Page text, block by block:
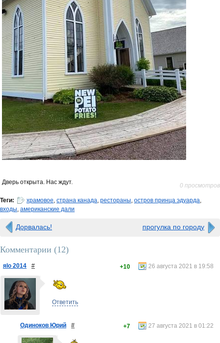
Дверь открыта. Нас ждут. 0 просмотров
Теги: храмовое, страна канада, рестораны, остров принца эдуарда,
входы, американские дали
Дорвалась! прогулка по городу
Комментарии (12)
яlo 2014 # 26 августа 2021 в 19:58
+10
Ответить
Одиноков Юрий # 27 августа 2021 в 01:22
+7